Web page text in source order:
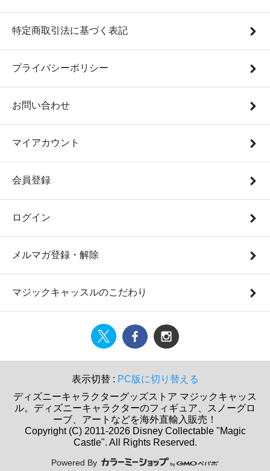
特定商取引法に基づく表記
プライバシーポリシー
お問い合わせ
マイアカウント
会員登録
ログイン
メルマガ登録・解除
マジックキャッスルのこだわり
表示切替 : PC版に切り替える
ディズニーキャラクターグッズストア マジックキャッス
ル。ディズニーキャラクターのフィギュア、スノーグロ
ーブ、アートなどを海外直輸入販売！
Copyright (C) 2011-2026 Disney Collectable "Magic
Castle". All Rights Reserved.
Powered By